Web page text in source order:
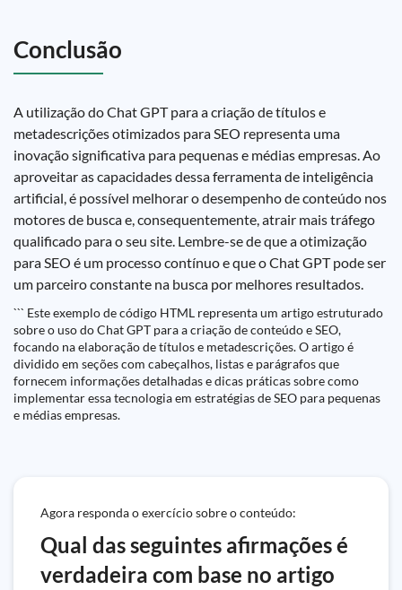
Conclusão
A utilização do Chat GPT para a criação de títulos e
metadescrições otimizados para SEO representa uma
inovação significativa para pequenas e médias empresas. Ao
aproveitar as capacidades dessa ferramenta de inteligência
artificial, é possível melhorar o desempenho de conteúdo nos
motores de busca e, consequentemente, atrair mais tráfego
qualificado para o seu site. Lembre-se de que a otimização
para SEO é um processo contínuo e que o Chat GPT pode ser
um parceiro constante na busca por melhores resultados.
``` Este exemplo de código HTML representa um artigo estruturado
sobre o uso do Chat GPT para a criação de conteúdo e SEO,
focando na elaboração de títulos e metadescrições. O artigo é
dividido em seções com cabeçalhos, listas e parágrafos que
fornecem informações detalhadas e dicas práticas sobre como
implementar essa tecnologia em estratégias de SEO para pequenas
e médias empresas.
Agora responda o exercício sobre o conteúdo:
Qual das seguintes afirmações é
verdadeira com base no artigo